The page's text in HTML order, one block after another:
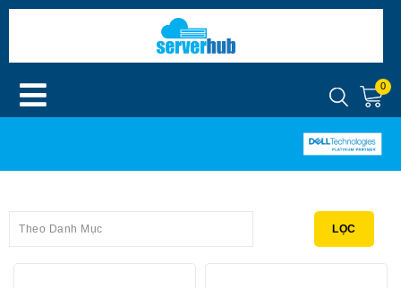
0
Theo Danh Mục LỌC